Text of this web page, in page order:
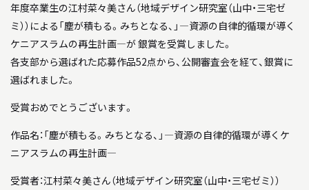
就職や進学について
入試情報
アクセス
WEB MAGAZINE
WEBマガジン「SHUNKEN WEB」
年度卒業生の江村菜々美さん（地域デザイン研究室（山中・三宅ゼ
ミ））による「塵が積もる。みちとなる、」―資源の自律的循環が導く
ケニアスラムの再生計画―が 銀賞を受賞しました。
各支部から選ばれた応募作品52点から、公開審査会を経て、銀賞に
選ばれました。
受賞おめでとうございます。
作品名：「塵が積もる。みちとなる、」―資源の自律的循環が導くケ
ニアスラムの再生計画―
受賞者：江村菜々美さん（地域デザイン研究室（山中・三宅ゼミ））